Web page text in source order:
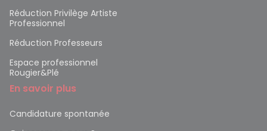
Réduction Privilège Artiste
Professionnel
Réduction Professeurs
Espace professionnel
Rougier&Plé
En savoir plus
Candidature spontanée